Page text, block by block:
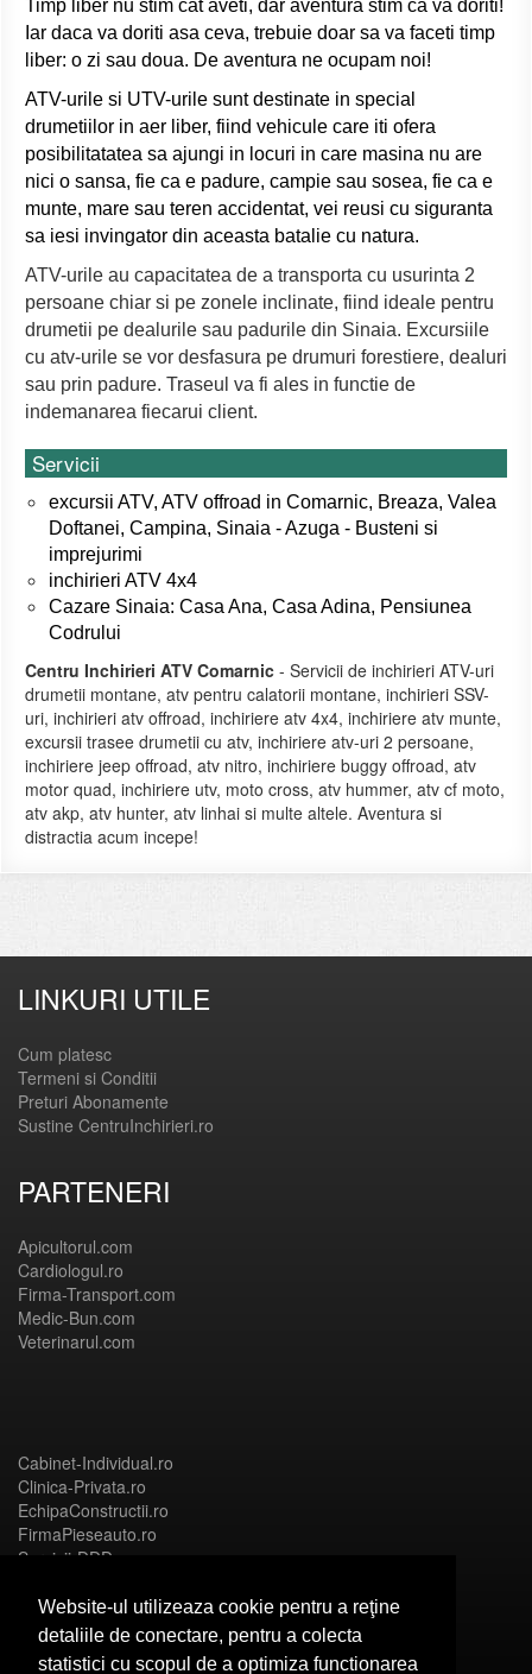
Website-ul utilizeaza cookie pentru a reţine
detaliile de conectare, pentru a colecta
statistici cu scopul de a optimiza functionarea
Timp liber nu stim cat aveti, dar aventura stim ca va doriti!
Iar daca va doriti asa ceva, trebuie doar sa va faceti timp
liber: o zi sau doua. De aventura ne ocupam noi!
ATV-urile si UTV-urile sunt destinate in special
drumetiilor in aer liber, fiind vehicule care iti ofera
posibilitatatea sa ajungi in locuri in care masina nu are
nici o sansa, fie ca e padure, campie sau sosea, fie ca e
munte, mare sau teren accidentat, vei reusi cu siguranta
sa iesi invingator din aceasta batalie cu natura.
ATV-urile au capacitatea de a transporta cu usurinta 2
persoane chiar si pe zonele inclinate, fiind ideale pentru
drumetii pe dealurile sau padurile din Sinaia. Excursiile
cu atv-urile se vor desfasura pe drumuri forestiere, dealuri
sau prin padure. Traseul va fi ales in functie de
indemanarea fiecarui client.
Servicii
excursii ATV, ATV offroad in Comarnic, Breaza, Valea
Doftanei, Campina, Sinaia - Azuga - Busteni si
imprejurimi
inchirieri ATV 4x4
Cazare Sinaia: Casa Ana, Casa Adina, Pensiunea
Codrului
Centru Inchirieri ATV Comarnic - Servicii de inchirieri ATV-uri
drumetii montane, atv pentru calatorii montane, inchirieri SSV-
uri, inchirieri atv offroad, inchiriere atv 4x4, inchiriere atv munte,
excursii trasee drumetii cu atv, inchiriere atv-uri 2 persoane,
inchiriere jeep offroad, atv nitro, inchiriere buggy offroad, atv
motor quad, inchiriere utv, moto cross, atv hummer, atv cf moto,
atv akp, atv hunter, atv linhai si multe altele. Aventura si
distractia acum incepe!
LINKURI UTILE
Cum platesc
Termeni si Conditii
Preturi Abonamente
Sustine CentruInchirieri.ro
PARTENERI
Apicultorul.com
Cardiologul.ro
Firma-Transport.com
Medic-Bun.com
Veterinarul.com
Cabinet-Individual.ro
Clinica-Privata.ro
EchipaConstructii.ro
FirmaPieseauto.ro
Servicii-DDD.com